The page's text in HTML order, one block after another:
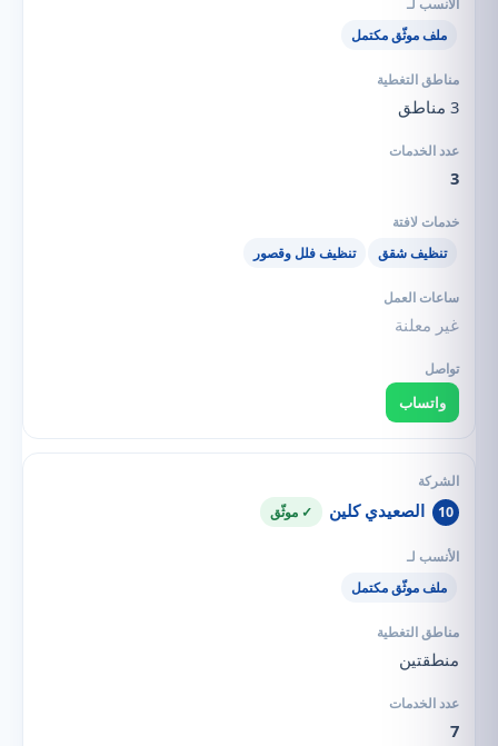
ملف موثّق مكتمل
3 مناطق
3
تنظيف شقق تنظيف فلل وقصور
غير معلنة
واتساب
10 الصعيدي كلين ✓ موثّق
ملف موثّق مكتمل
منطقتين
7